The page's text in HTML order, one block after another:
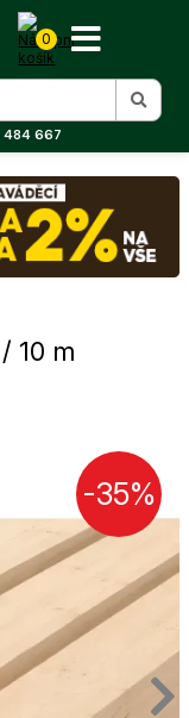
0
484 667
10 m
-35%